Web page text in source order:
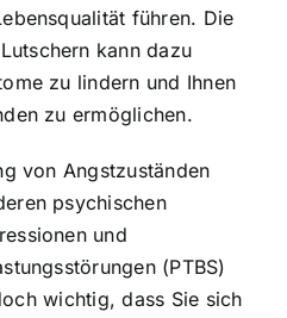
führen. Die
kann dazu
zu lindern und Ihnen
zu ermöglichen.
von Angstzuständen
psychischen
und
(PTBS)
wichtig, dass Sie sich